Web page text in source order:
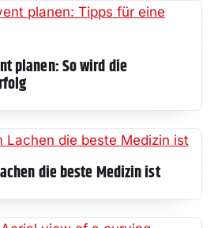
planen: So wird die
die beste Medizin ist